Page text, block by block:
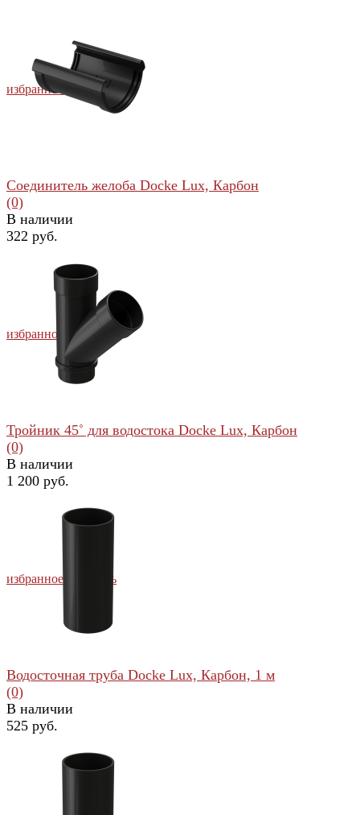
избранное сравнить
избранное сравнить
Соединитель желоба Docke Lux, Карбон
(0)
В наличии
322 руб.
избранное сравнить
Тройник 45˚ для водостока Docke Lux, Карбон
(0)
В наличии
1 200 руб.
Водосточная труба Docke Lux, Карбон, 1 м
(0)
В наличии
525 руб.